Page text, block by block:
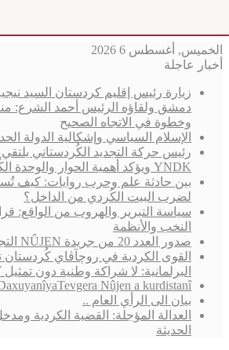
الخميس, أغسطس 6 2026
أخبار عاجلة
زيارة رئيس إقليم كردستان السيد
دمشق ولقاؤه الرئيس أحمد الشرع:
وخطوة في الاتجاه الصحيح
الإسلام السياسي وإشكالية الدولة
رئيس حركة التجديد الكُردستاني يلتقي
YNDK ويؤكد أهمية الحوار والوحدة الكُردستانية
بين حادثة علم وحرب روايات: كيف
لضرب البيت الكُردي من الداخل؟
سياسة التبرير والهروب من الواقع:
النخب والأنظمة
صدور العدد 20 من جريدة NÛJEN التجديد
القوى الكردية في روچآڤاي كُردستان
البرلمانية: لا شراكة وطنية دون
Nûjen a kurdistanî:
بيان الى الرأي العام ..
العدالة المؤجلة: القضية الكردية
الحديثة